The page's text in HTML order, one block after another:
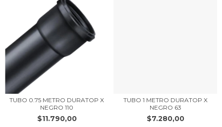
TUBO 0.75 METRO DURATOP X
NEGRO 110
$11.790,00
TUBO 1 METRO DURATOP X
NEGRO 63
$7.280,00